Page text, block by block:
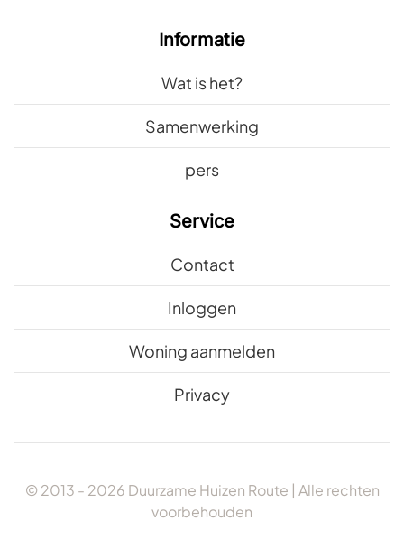
Informatie
Wat is het?
Samenwerking
pers
Service
Contact
Inloggen
Woning aanmelden
Privacy
© 2013 - 2026 Duurzame Huizen Route | Alle rechten
voorbehouden